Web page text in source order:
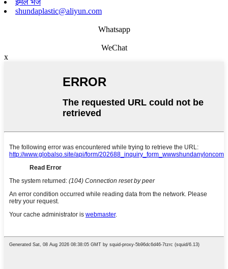
ईमेल भेजें
shundaplastic@aliyun.com
Whatsapp
WeChat
x